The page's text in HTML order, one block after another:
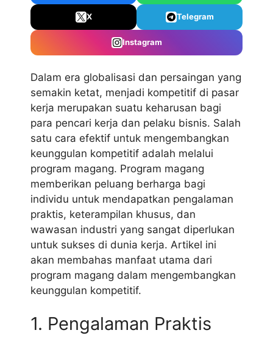
X Telegram
Instagram
Dalam era globalisasi dan persaingan yang
semakin ketat, menjadi kompetitif di pasar
kerja merupakan suatu keharusan bagi
para pencari kerja dan pelaku bisnis. Salah
satu cara efektif untuk mengembangkan
keunggulan kompetitif adalah melalui
program magang. Program magang
memberikan peluang berharga bagi
individu untuk mendapatkan pengalaman
praktis, keterampilan khusus, dan
wawasan industri yang sangat diperlukan
untuk sukses di dunia kerja. Artikel ini
akan membahas manfaat utama dari
program magang dalam mengembangkan
keunggulan kompetitif.
1. Pengalaman Praktis